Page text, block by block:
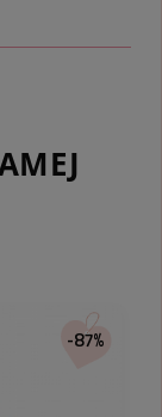
-87%